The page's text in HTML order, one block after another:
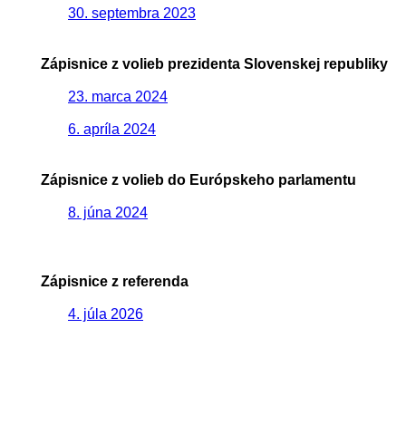
30. septembra 2023
Zápisnice z volieb prezidenta Slovenskej republiky
23. marca 2024
6. apríla 2024
Zápisnice z volieb do Európskeho parlamentu
8. júna 2024
Zápisnice z referenda
4. júla 2026